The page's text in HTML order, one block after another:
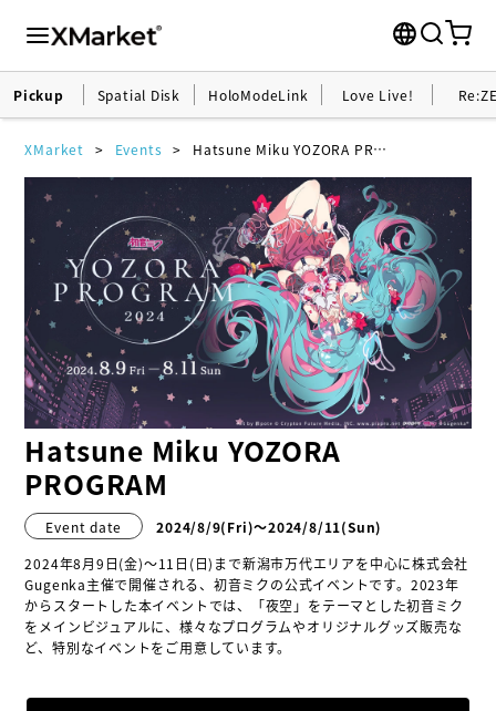
Pickup Spatial Disk HoloModeLink Love Live!
XMarket Events Hatsune Miku YOZORA PROGRAM
Hatsune Miku YOZORA
PROGRAM
Event date 2024/8/9(Fri)〜2024/8/11(Sun)
2024年8月9日(金)～11日(日)まで新潟市万代エリアを中心に株式会社
Gugenka主催で開催される、初音ミクの公式イベントです。2023年
からスタートした本イベントでは、「夜空」をテーマとした初音ミク
をメインビジュアルに、様々なプログラムやオリジナルグッズ販売な
ど、特別なイベントをご用意しています。